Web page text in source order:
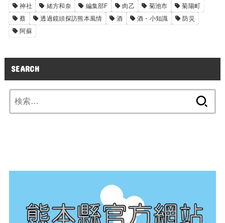
神社
緒方和奈 編集部F 肉乙 菊池市
菊陽町
蔡
透過鏡頭探訪熊本風情 酒 酒・小知識
防災
阿蘇
SEARCH
索: